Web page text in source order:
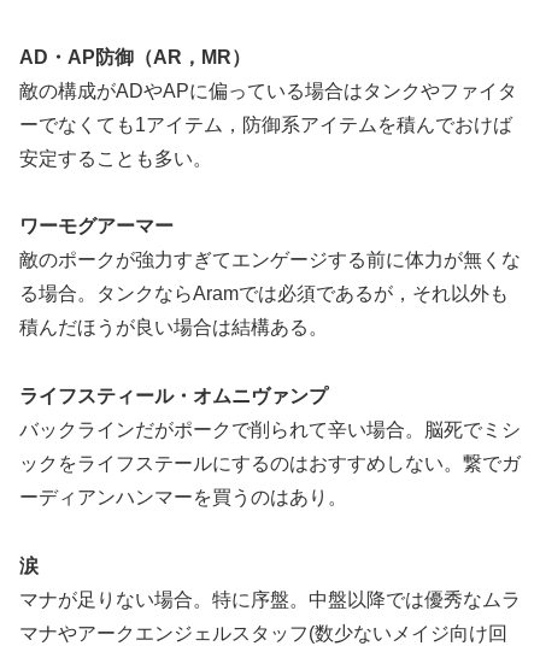
AD・AP防御（AR，MR）
敵の構成がADやAPに偏っている場合はタンクやファイタ
ーでなくても1アイテム，防御系アイテムを積んでおけば
安定することも多い。
ワーモグアーマー
敵のポークが強力すぎてエンゲージする前に体力が無くな
る場合。タンクならAramでは必須であるが，それ以外も
積んだほうが良い場合は結構ある。
ライフスティール・オムニヴァンプ
バックラインだがポークで削られて辛い場合。脳死でミシ
ックをライフステールにするのはおすすめしない。繋でガ
ーディアンハンマーを買うのはあり。
涙
マナが足りない場合。特に序盤。中盤以降では優秀なムラ
マナやアークエンジェルスタッフ(数少ないメイジ向け回